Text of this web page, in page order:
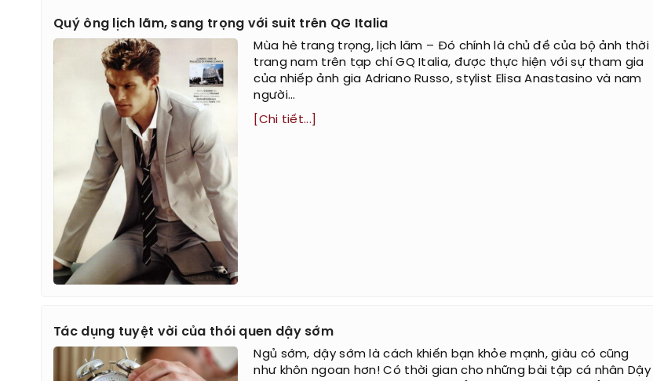
Quý ông lịch lãm, sang trọng với suit trên QG Italia
Mùa hè trang trọng, lịch lãm – Đó chính là chủ đề của bộ ảnh thời
trang nam trên tạp chí GQ Italia, được thực hiện với sự tham gia
của nhiếp ảnh gia Adriano Russo, stylist Elisa Anastasino và nam
người...
[Chi tiết...]
Tác dụng tuyệt vời của thói quen dậy sớm
Ngủ sớm, dậy sớm là cách khiến bạn khỏe mạnh, giàu có cũng
như khôn ngoan hơn! Có thời gian cho những bài tập cá nhân Dậy